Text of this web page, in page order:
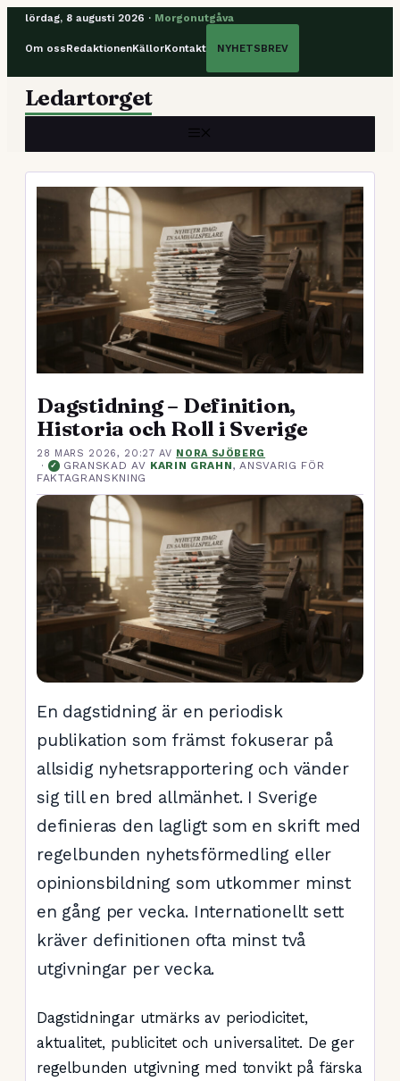
lördag, 8 augusti 2026 · Morgonutgåva
Om ossRedaktionenKällorKontakt NYHETSBREV
innehåll
Ledartorget
Dagstidning – Definition,
Historia och Roll i Sverige
28 MARS 2026, 20:27 AV NORA SJÖBERG
· ✓ GRANSKAD AV KARIN GRAHN, ANSVARIG FÖR
FAKTAGRANSKNING
En dagstidning är en periodisk
publikation som främst fokuserar på
allsidig nyhetsrapportering och vänder
sig till en bred allmänhet. I Sverige
definieras den lagligt som en skrift med
regelbunden nyhetsförmedling eller
opinionsbildning som utkommer minst
en gång per vecka. Internationellt sett
kräver definitionen ofta minst två
utgivningar per vecka.
Dagstidningar utmärks av periodicitet,
aktualitet, publicitet och universalitet. De ger
regelbunden utgivning med tonvikt på färska